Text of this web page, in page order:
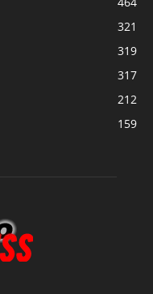
321
319
317
212
159